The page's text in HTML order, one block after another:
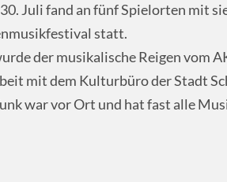
Juli fand an fünf Spielorten mit
statt.
der musikalische Reigen vom
mit dem Kulturbüro der Stadt
war vor Ort und hat fast alle